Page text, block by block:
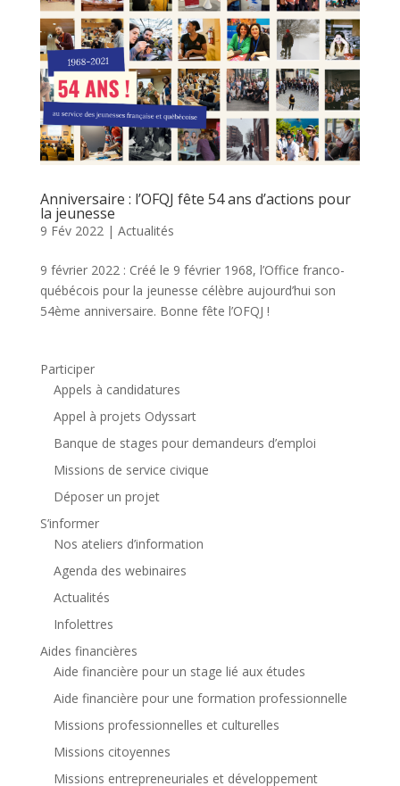
Anniversaire : l’OFQJ fête 54 ans d’actions pour
la jeunesse
9 Fév 2022 | Actualités
9 février 2022 : Créé le 9 février 1968, l’Office franco-
québécois pour la jeunesse célèbre aujourd’hui son
54ème anniversaire. Bonne fête l’OFQJ !
Participer
Appels à candidatures
Appel à projets Odyssart
Banque de stages pour demandeurs d’emploi
Missions de service civique
Déposer un projet
S’informer
Nos ateliers d’information
Agenda des webinaires
Actualités
Infolettres
Aides financières
Aide financière pour un stage lié aux études
Aide financière pour une formation professionnelle
Missions professionnelles et culturelles
Missions citoyennes
Missions entrepreneuriales et développement